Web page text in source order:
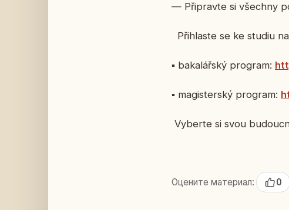
— Připravte si všechny
Přihlaste se ke studiu
▪ bakalářský program:
▪ magisterský program:
Vyberte si svou
Оцените материал: 0